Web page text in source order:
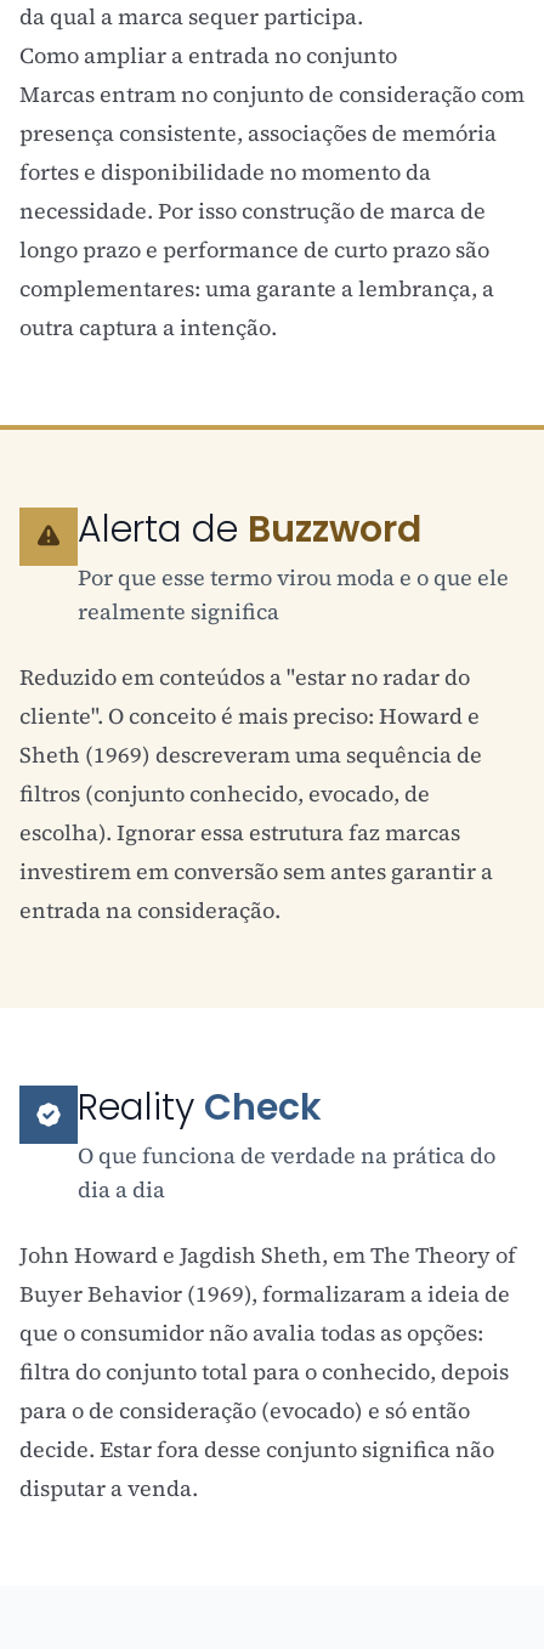
da qual a marca sequer participa.
Como ampliar a entrada no conjunto
Marcas entram no conjunto de consideração com
presença consistente, associações de memória
fortes e disponibilidade no momento da
necessidade. Por isso construção de marca de
longo prazo e performance de curto prazo são
complementares: uma garante a lembrança, a
outra captura a intenção.
Alerta de Buzzword
Por que esse termo virou moda e o que ele
realmente significa
Reduzido em conteúdos a "estar no radar do
cliente". O conceito é mais preciso: Howard e
Sheth (1969) descreveram uma sequência de
filtros (conjunto conhecido, evocado, de
escolha). Ignorar essa estrutura faz marcas
investirem em conversão sem antes garantir a
entrada na consideração.
Reality Check
O que funciona de verdade na prática do
dia a dia
John Howard e Jagdish Sheth, em The Theory of
Buyer Behavior (1969), formalizaram a ideia de
que o consumidor não avalia todas as opções:
filtra do conjunto total para o conhecido, depois
para o de consideração (evocado) e só então
decide. Estar fora desse conjunto significa não
disputar a venda.